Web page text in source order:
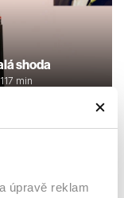
úpravě reklam
shoda
min